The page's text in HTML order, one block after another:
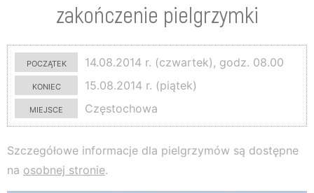
zakończenie pielgrzymki
początek
14.08.2014 r. (czwartek), godz. 08.00
koniec
15.08.2014 r. (piątek)
miejsce
Częstochowa
Szczegółowe informacje dla pielgrzymów są dostępne
na osobnej stronie.